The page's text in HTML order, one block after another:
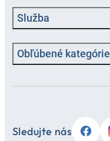
Služba
Obľúbené kategórie
Sledujte nás